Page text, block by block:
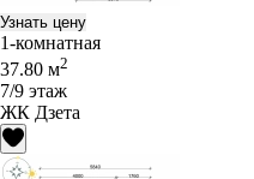
Узнать цену
1-комнатная
37.80 м2
7/9 этаж
ЖК Дзета